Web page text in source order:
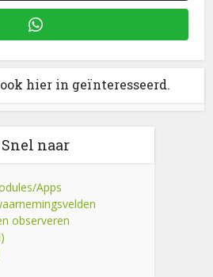
hier in geïnteresseerd.
Snel naar
Apps
observeren